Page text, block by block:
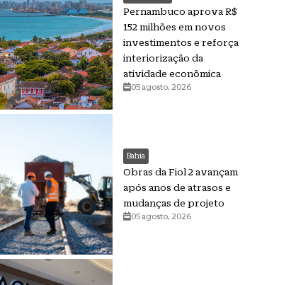
Pernambuco aprova R$
152 milhões em novos
investimentos e reforça
interiorização da
atividade econômica
05 agosto, 2026
Bahia
Obras da Fiol 2 avançam
após anos de atrasos e
mudanças de projeto
05 agosto, 2026